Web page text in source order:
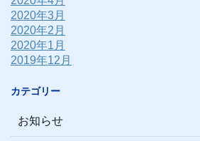
2020年3月
2020年2月
2020年1月
2019年12月
カテゴリー
お知らせ